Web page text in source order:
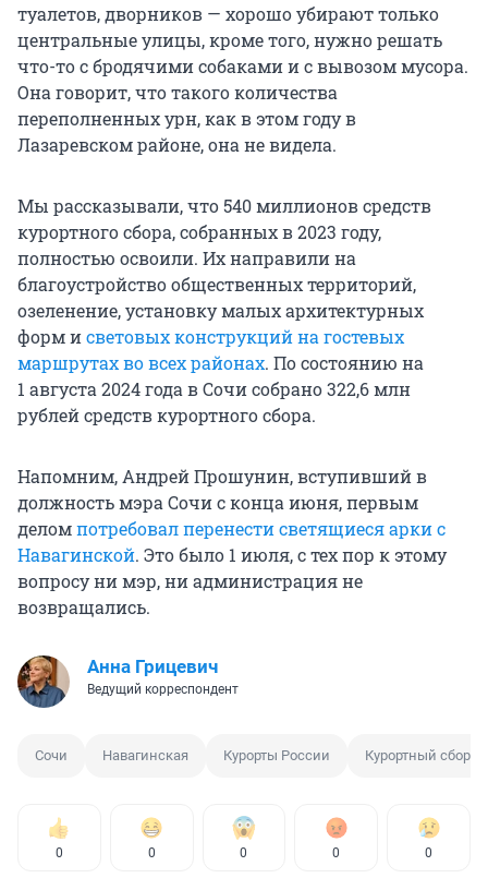
туалетов, дворников — хорошо убирают только
центральные улицы, кроме того, нужно решать
что-то с бродячими собаками и с вывозом мусора.
Она говорит, что такого количества
переполненных урн, как в этом году в
Лазаревском районе, она не видела.
Мы рассказывали, что 540 миллионов средств
курортного сбора, собранных в 2023 году,
полностью освоили. Их направили на
благоустройство общественных территорий,
озеленение, установку малых архитектурных
форм исветовых конструкций на гостевых
маршрутах во всех районах. По состоянию на
1 августа 2024 года в Сочи собрано 322,6 млн
рублей средств курортного сбора.
Напомним, Андрей Прошунин, вступивший в
должность мэра Сочи с конца июня, первым
деломпотребовал перенести светящиеся арки с
Навагинской. Это было 1 июля, с тех пор к этому
вопросу ни мэр, ни администрация не
возвращались.
Анна Грицевич
Ведущий корреспондент
Сочи Навагинская Курорты России Курортный сбор
0 0 0 0 0